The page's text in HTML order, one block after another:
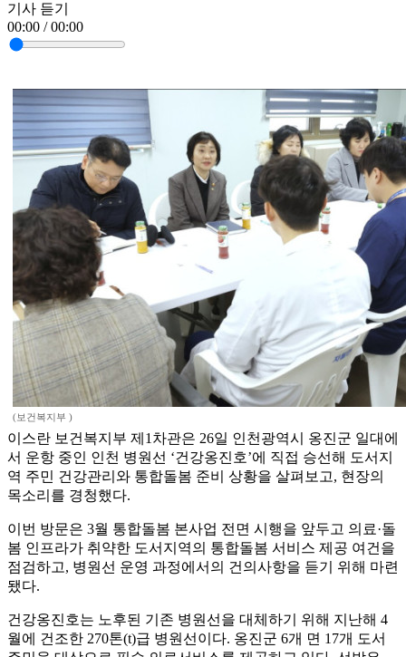
기사 듣기
00:00 / 00:00
(보건복지부 )
이스란 보건복지부 제1차관은 26일 인천광역시 옹진군 일대에
서 운항 중인 인천 병원선 ‘건강옹진호’에 직접 승선해 도서지
역 주민 건강관리와 통합돌봄 준비 상황을 살펴보고, 현장의
목소리를 경청했다.
이번 방문은 3월 통합돌봄 본사업 전면 시행을 앞두고 의료·돌
봄 인프라가 취약한 도서지역의 통합돌봄 서비스 제공 여건을
점검하고, 병원선 운영 과정에서의 건의사항을 듣기 위해 마련
됐다.
건강옹진호는 노후된 기존 병원선을 대체하기 위해 지난해 4
월에 건조한 270톤(t)급 병원선이다. 옹진군 6개 면 17개 도서